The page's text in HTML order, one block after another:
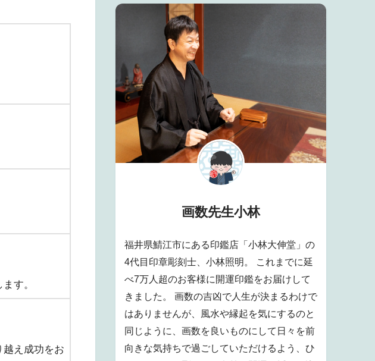
す。
え成功をお
画数先生小林
福井県鯖江市にある印鑑店「小林大伸堂」の
4代目印章彫刻士、小林照明。 これまでに延
べ7万人超のお客様に開運印鑑をお届けして
きました。 画数の吉凶で人生が決まるわけで
はありませんが、風水や縁起を気にするのと
同じように、画数を良いものにして日々を前
向きな気持ちで過ごしていただけるよう、ひ